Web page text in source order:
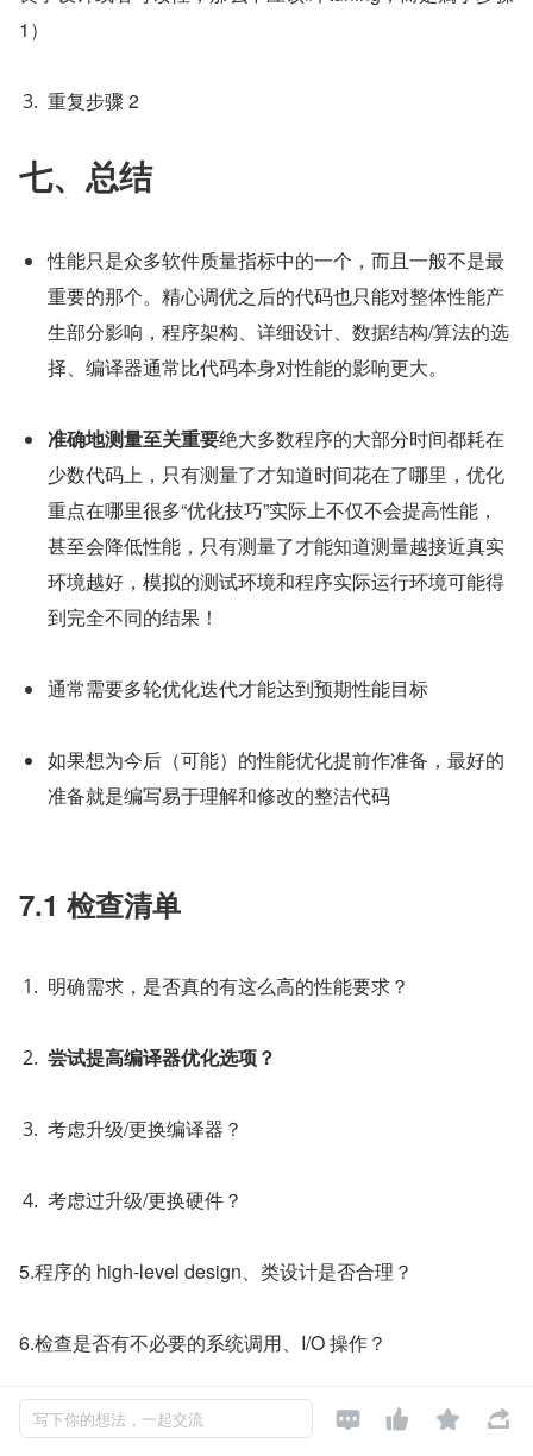
1）
重复步骤 2
七、总结
性能只是众多软件质量指标中的一个，而且一般不是最
重要的那个。精心调优之后的代码也只能对整体性能产
生部分影响，程序架构、详细设计、数据结构/算法的选
择、编译器通常比代码本身对性能的影响更大。
准确地测量至关重要绝大多数程序的大部分时间都耗在
少数代码上，只有测量了才知道时间花在了哪里，优化
重点在哪里很多“优化技巧”实际上不仅不会提高性能，
甚至会降低性能，只有测量了才能知道测量越接近真实
环境越好，模拟的测试环境和程序实际运行环境可能得
到完全不同的结果！
通常需要多轮优化迭代才能达到预期性能目标
如果想为今后（可能）的性能优化提前作准备，最好的
准备就是编写易于理解和修改的整洁代码
7.1 检查清单
明确需求，是否真的有这么高的性能要求？
尝试提高编译器优化选项？
考虑升级/更换编译器？
考虑过升级/更换硬件？
5.程序的 high-level design、类设计是否合理？
6.检查是否有不必要的系统调用、I/O 操作？
7.考虑用编译型语言替代解释型语言？
写下你的想法，一起交流    